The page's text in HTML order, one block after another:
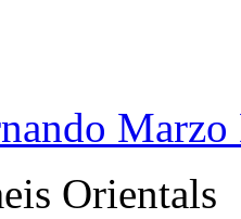
Marzo
Orientals